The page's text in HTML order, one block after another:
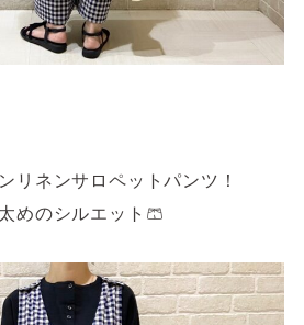
リネンサロペットパンツ！
めのシルエット🩳